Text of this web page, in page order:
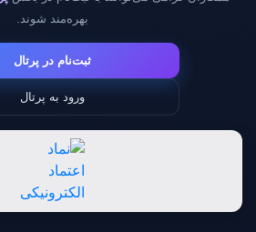
بهره‌مند شوند.
ثبت‌نام در پرتال
ورود به پرتال